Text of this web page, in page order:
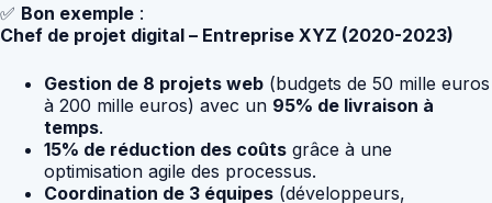
✅ Bon exemple :
Chef de projet digital – Entreprise XYZ (2020-2023)
Gestion de 8 projets web (budgets de 50 mille euros
à 200 mille euros) avec un 95% de livraison à
temps.
15% de réduction des coûts grâce à une
optimisation agile des processus.
Coordination de 3 équipes (développeurs,